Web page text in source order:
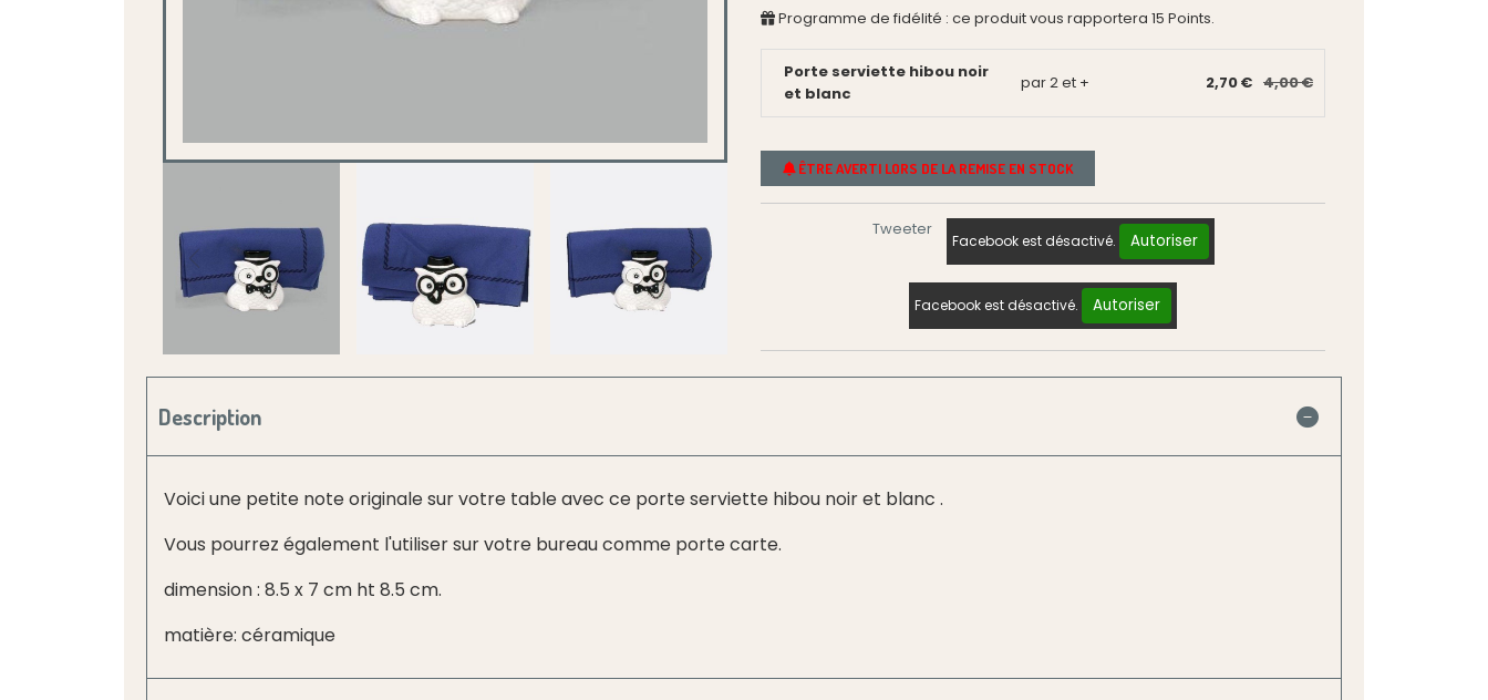
Programme de fidélité : ce produit vous rapportera 15 Points.
Porte serviette hibou noir
et blanc
par 2 et + 2,70 € 4,00 €
ÊTRE AVERTI LORS DE LA REMISE EN STOCK
Tweeter
Facebook est désactivé. Autoriser
Facebook est désactivé. Autoriser
Description
Voici une petite note originale sur votre table avec ce porte serviette hibou noir et blanc .
Vous pourrez également l'utiliser sur votre bureau comme porte carte.
dimension : 8.5 x 7 cm ht 8.5 cm.
matière: céramique